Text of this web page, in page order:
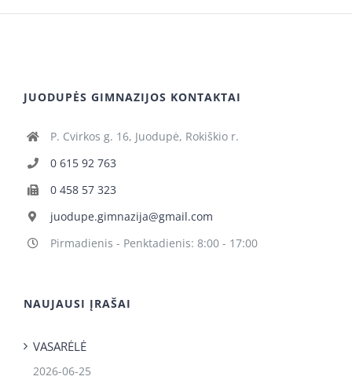
JUODUPĖS GIMNAZIJOS KONTAKTAI
P. Cvirkos g. 16, Juodupė, Rokiškio r.
0 615 92 763
0 458 57 323
juodupe.gimnazija@gmail.com
Pirmadienis - Penktadienis: 8:00 - 17:00
NAUJAUSI ĮRAŠAI
VASARĖLĖ
2026-06-25